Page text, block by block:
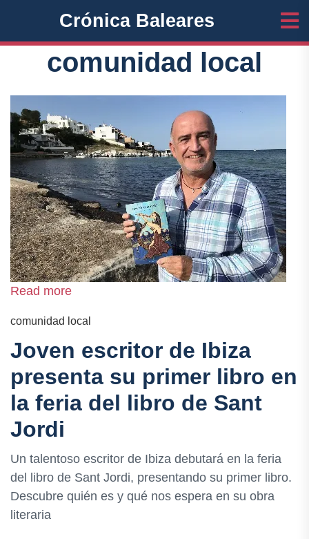
Crónica Baleares
comunidad local
Read more
comunidad local
Joven escritor de Ibiza
presenta su primer libro en
la feria del libro de Sant
Jordi
Un talentoso escritor de Ibiza debutará en la feria
del libro de Sant Jordi, presentando su primer libro.
Descubre quién es y qué nos espera en su obra
literaria